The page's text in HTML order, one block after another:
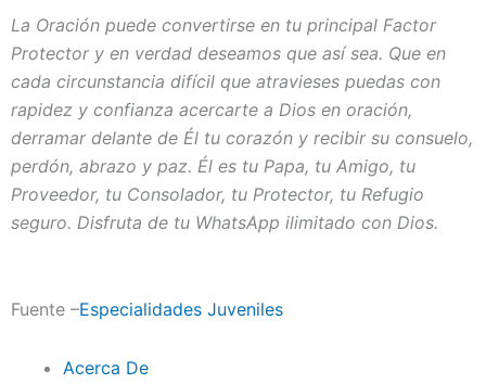
La Oración puede convertirse en tu principal Factor
Protector y en verdad deseamos que así sea. Que en
cada circunstancia difícil que atravieses puedas con
rapidez y confianza acercarte a Dios en oración,
derramar delante de Él tu corazón y recibir su consuelo,
perdón, abrazo y paz. Él es tu Papa, tu Amigo, tu
Proveedor, tu Consolador, tu Protector, tu Refugio
seguro. Disfruta de tu WhatsApp ilimitado con Dios.
Fuente –Especialidades Juveniles
Acerca De